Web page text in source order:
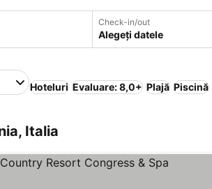
Check-in/out
Alegeți datele
Hoteluri Evaluare: 8,0+ Plajă Piscină
Italia